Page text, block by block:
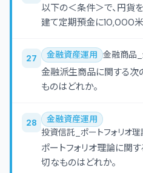
以下の＜条件＞で、円貨
建て定期預金に10,000米
ベースでの利回り (単利・
ものはどれか。なお、税
のとし、計算結果は表示
27 金融資産運用 金融商品
金融派生商品に関する次
ものはどれか。
28
金融資産運用
投資信託_ポートフォリオ理
ポートフォリオ理論に関
切なものはどれか。